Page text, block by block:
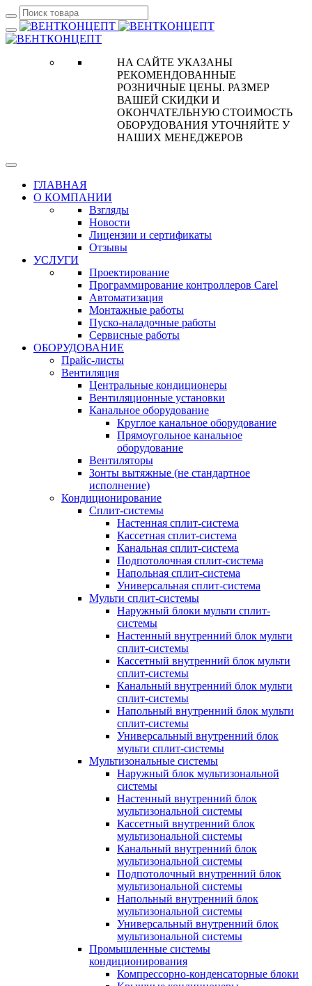
НА САЙТЕ УКАЗАНЫ
РЕКОМЕНДОВАННЫЕ
РОЗНИЧНЫЕ ЦЕНЫ. РАЗМЕР
ВАШЕЙ СКИДКИ И
ОКОНЧАТЕЛЬНУЮ СТОИМОСТЬ
ОБОРУДОВАНИЯ УТОЧНЯЙТЕ У
НАШИХ МЕНЕДЖЕРОВ
ГЛАВНАЯ
О КОМПАНИИ
Взгляды
Новости
Лицензии и сертификаты
Отзывы
УСЛУГИ
Проектирование
Программирование контроллеров Carel
Автоматизация
Монтажные работы
Пуско-наладочные работы
Сервисные работы
ОБОРУДОВАНИЕ
Прайс-листы
Вентиляция
Центральные кондиционеры
Вентиляционные установки
Канальное оборудование
Круглое канальное оборудование
Прямоугольное канальное
оборудование
Вентиляторы
Зонты вытяжные (не стандартное
исполнение)
Кондиционирование
Сплит-системы
Настенная сплит-система
Кассетная сплит-система
Канальная сплит-система
Подпотолочная сплит-система
Напольная сплит-система
Универсальная сплит-система
Мульти сплит-системы
Наружный блоки мульти сплит-
системы
Настенный внутренний блок мульти
сплит-системы
Кассетный внутренний блок мульти
сплит-системы
Канальный внутренний блок мульти
сплит-системы
Напольный внутренний блок мульти
сплит-системы
Универсальный внутренний блок
мульти сплит-системы
Мультизональные системы
Наружный блок мультизональной
системы
Настенный внутренний блок
мультизональной системы
Кассетный внутренний блок
мультизональной системы
Канальный внутренний блок
мультизональной системы
Подпотолочный внутренний блок
мультизональной системы
Напольный внутренний блок
мультизональной системы
Универсальный внутренний блок
мультизональной системы
Промышленные системы
кондиционирования
Компрессорно-конденсаторные блоки